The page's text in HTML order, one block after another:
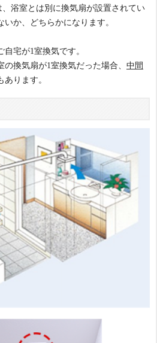
浴室とは別に換気扇が設置されてい
か、どちらかになります。
宅が1室換気です。
換気扇が1室換気だった場合、 中間
あります。